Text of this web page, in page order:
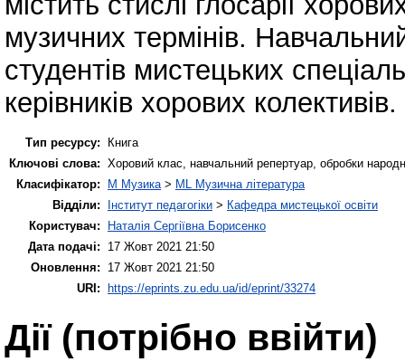
музичних термінів.
студентів мистецьких
керівників хорових колективів.
Тип ресурсу:
Книга
Ключові слова: Хоровий клас, навчальний репертуар, обробки
Класифікатор:
M Музика > ML Музична література
Відділи:
Інститут педагогіки > Кафедра мистецької освіти
Користувач:
Наталія Сергіївна Борисенко
Дата подачі:
17 Жовт 2021 21:50
Оновлення:
17 Жовт 2021 21:50
URI: https://eprints.zu.edu.ua/id/eprint/33274
Дії ​​(потрібно ввійти)